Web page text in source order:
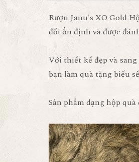
Rượu Janu's XO Gold
đối ổn định và được
Với thiết kế đẹp và
bạn làm quà tặng biếu
Sản phẩm dạng hộp